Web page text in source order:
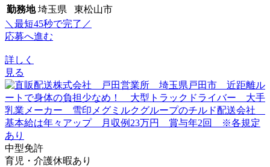
勤務地 埼玉県 東松山市
＼最短45秒で完了／
応募へ進む
詳しく
見る
中型免許
育児・介護休暇あり